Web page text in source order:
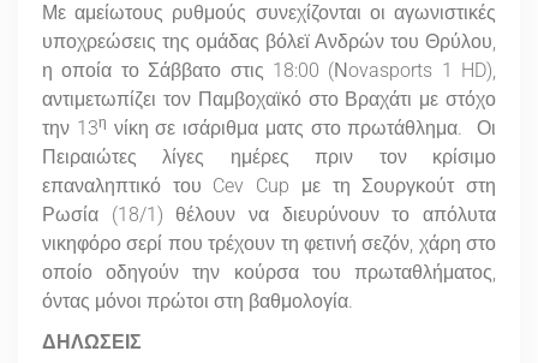
Με αμείωτους ρυθμούς συνεχίζονται οι αγωνιστικές
υποχρεώσεις της ομάδας βόλεϊ Ανδρών του Θρύλου,
η οποία το Σάββατο στις 18:00 (Νovasports 1 HD),
αντιμετωπίζει τον Παμβοχαϊκό στο Βραχάτι με στόχο
την 13η νίκη σε ισάριθμα ματς στο πρωτάθλημα. Οι
Πειραιώτες λίγες ημέρες πριν τον κρίσιμο
επαναληπτικό του Cev Cup με τη Σουργκούτ στη
Ρωσία (18/1) θέλουν να διευρύνουν το απόλυτα
νικηφόρο σερί που τρέχουν τη φετινή σεζόν, χάρη στο
οποίο οδηγούν την κούρσα του πρωταθλήματος,
όντας μόνοι πρώτοι στη βαθμολογία.
ΔΗΛΩΣΕΙΣ